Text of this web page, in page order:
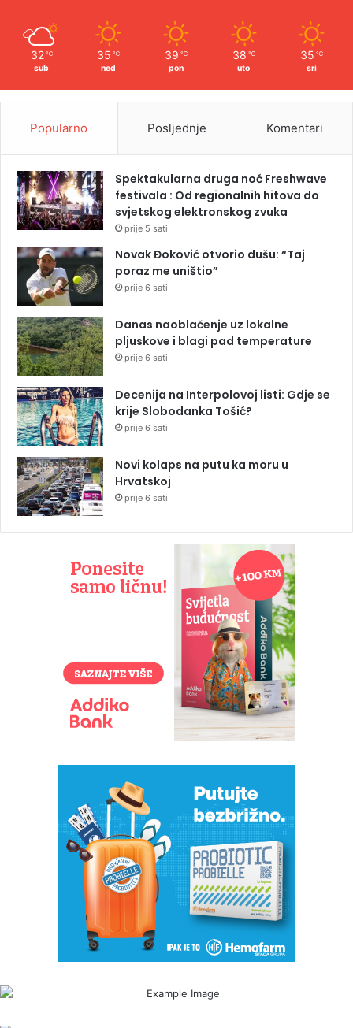
32 ℃
sub
35 ℃
ned
39 ℃
pon
38 ℃
uto
35 ℃
sri
Popularno Posljednje Komentari
Spektakularna druga noć Freshwave
festivala : Od regionalnih hitova do
svjetskog elektronskog zvuka
prije 5 sati
Novak Đoković otvorio dušu: “Taj
poraz me uništio”
prije 6 sati
Danas naoblačenje uz lokalne
pljuskove i blagi pad temperature
prije 6 sati
Decenija na Interpolovoj listi: Gdje se
krije Slobodanka Tošić?
prije 6 sati
Novi kolaps na putu ka moru u
Hrvatskoj
prije 6 sati